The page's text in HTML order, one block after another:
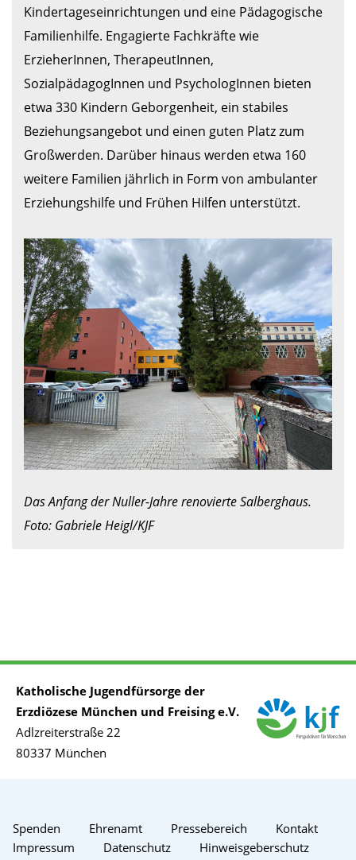
Kindertageseinrichtungen und eine Pädagogische
Familienhilfe. Engagierte Fachkräfte wie
ErzieherInnen, TherapeutInnen,
SozialpädagogInnen und PsychologInnen bieten
etwa 330 Kindern Geborgenheit, ein stabiles
Beziehungsangebot und einen guten Platz zum
Großwerden. Darüber hinaus werden etwa 160
weitere Familien jährlich in Form von ambulanter
Erziehungshilfe und Frühen Hilfen unterstützt.
Das Anfang der Nuller-Jahre renovierte Salberghaus.
Foto: Gabriele Heigl/KJF
Katholische Jugendfürsorge der
Erzdiözese München und Freising e.V.
Adlzreiterstraße 22
80337 München
Spenden Ehrenamt Pressebereich
Kontakt
Impressum
Datenschutz
Hinweisgeberschutz